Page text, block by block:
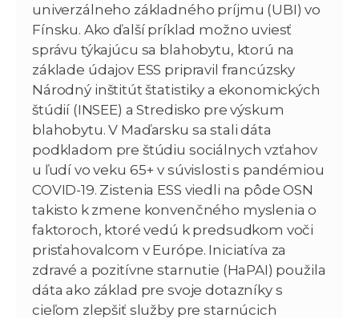
univerzálneho základného príjmu (UBI) vo
Fínsku. Ako ďalší príklad možno uviesť
správu týkajúcu sa blahobytu, ktorú na
základe údajov ESS pripravil francúzsky
Národný inštitút štatistiky a ekonomických
štúdií (INSEE) a Stredisko pre výskum
blahobytu. V Maďarsku sa stali dáta
podkladom pre štúdiu sociálnych vzťahov
u ľudí vo veku 65+ v súvislosti s pandémiou
COVID-19. Zistenia ESS viedli na pôde OSN
takisto k zmene konvenčného myslenia o
faktoroch, ktoré vedú k predsudkom voči
prisťahovalcom v Európe. Iniciatíva za
zdravé a pozitívne starnutie (HaPAI) použila
dáta ako základ pre svoje dotazníky s
cieľom zlepšiť služby pre starnúcich